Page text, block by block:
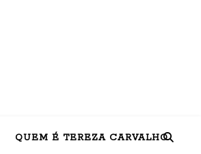
QUEM É TEREZA CARVALHO